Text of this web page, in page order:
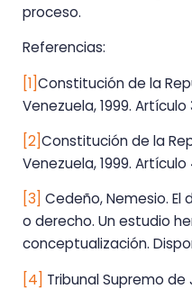
proceso.
Referencias:
[1]Constitución de la
Venezuela, 1999. Artículo
[2] Constitución de la
Venezuela, 1999.
[3] Cedeño, Nemesio. El
o derecho. Un estudio
conceptualización.
[4] Tribunal Supremo